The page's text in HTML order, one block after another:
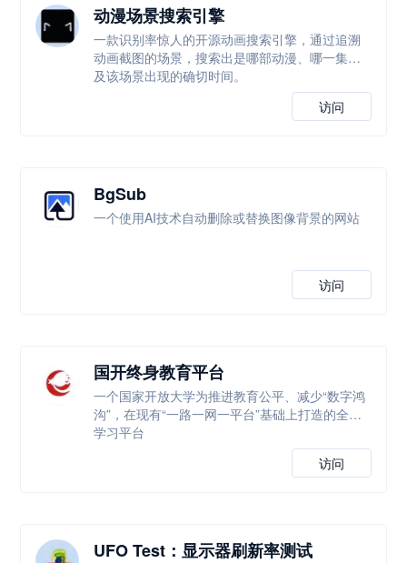
动漫场景搜索引擎
一款识别率惊人的开源动画搜索引擎，通过追溯
动画截图的场景，搜索出是哪部动漫、哪一集以
及该场景出现的确切时间。
访问
BgSub
一个使用AI技术自动删除或替换图像背景的网站
访问
国开终身教育平台
一个国家开放大学为推进教育公平、减少“数字鸿
沟”，在现有“一路一网一平台”基础上打造的全新
学习平台
访问
UFO Test：显示器刷新率测试